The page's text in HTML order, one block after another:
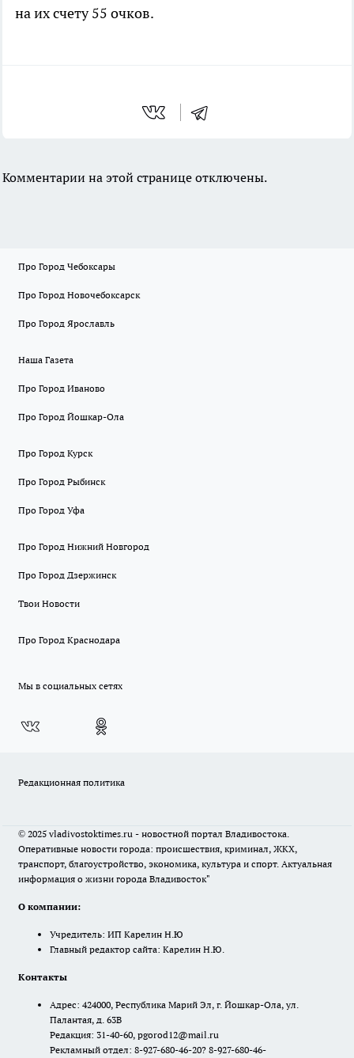
на их счету 55 очков.
Комментарии на этой странице отключены.
Про Город Чебоксары
Про Город Новочебоксарск
Про Город Ярославль
Наша Газета
Про Город Иваново
Про Город Йошкар-Ола
Про Город Курск
Про Город Рыбинск
Про Город Уфа
Про Город Нижний Новгород
Про Город Дзержинск
Твои Новости
Про Город Краснодара
Мы в социальных сетях
Редакционная политика
© 2025 vladivostoktimes.ru - новостной портал Владивостока.
Оперативные новости города: происшествия, криминал, ЖКХ,
транспорт, благоустройство, экономика, культура и спорт. Актуальная
информация о жизни города Владивосток"
О компании:
Учредитель: ИП Карелин Н.Ю
Главный редактор сайта: Карелин Н.Ю.
Контакты
Адрес: 424000, Республика Марий Эл, г. Йошкар-Ола, ул.
Палантая, д. 63В
Редакция: 31-40-60, pgorod12@mail.ru
Рекламный отдел: 8-927-680-46-20? 8-927-680-46-